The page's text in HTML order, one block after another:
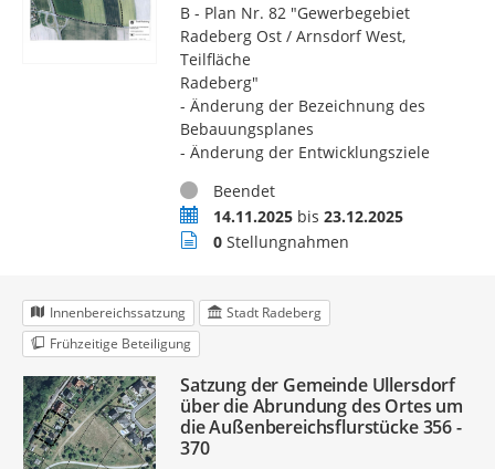
B - Plan Nr. 82 "Gewerbegebiet
Radeberg Ost / Arnsdorf West,
Teilfläche
Radeberg"
- Änderung der Bezeichnung des
Bebauungsplanes
- Änderung der Entwicklungsziele
StatusBeendet
Zeitraum14.11.2025bis 23.12.2025
Stellungnahmen
0Stellungnahmen
Innenbereichssatzung
Stadt Radeberg
Frühzeitige Beteiligung
Satzung der Gemeinde Ullersdorf
über die Abrundung des Ortes um
die Außenbereichsflurstücke 356 -
370